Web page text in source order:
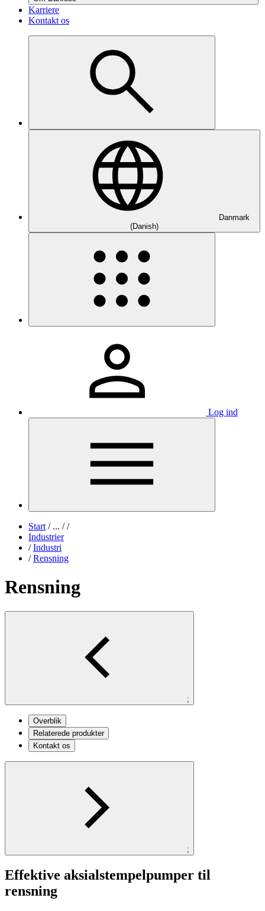
Karriere
Kontakt os
Danmark
(Danish)
Log ind
Start /... / /
Industrier
/ Industri
/ Rensning
Rensning
;
Overblik
Relaterede produkter
Kontakt os
;
Effektive aksialstempelpumper til
rensning